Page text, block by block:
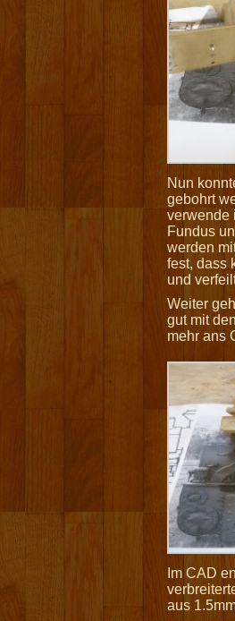
Nun
gebohrt
verwende
Fundus
werden
fest, dass
und
Weiter
gut mit
mehr ans
Im CAD
aus